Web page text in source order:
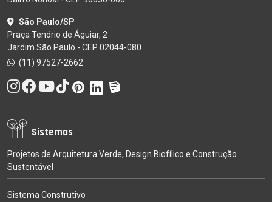
São Paulo/SP
Praça Tenório de Águiar, 2
Jardim São Paulo - CEP 02044-080
(11) 97527-2662
Sistemas
Projetos de Arquitetura Verde, Design Biofílico e Construção
Sustentável
Sistema Construtivo